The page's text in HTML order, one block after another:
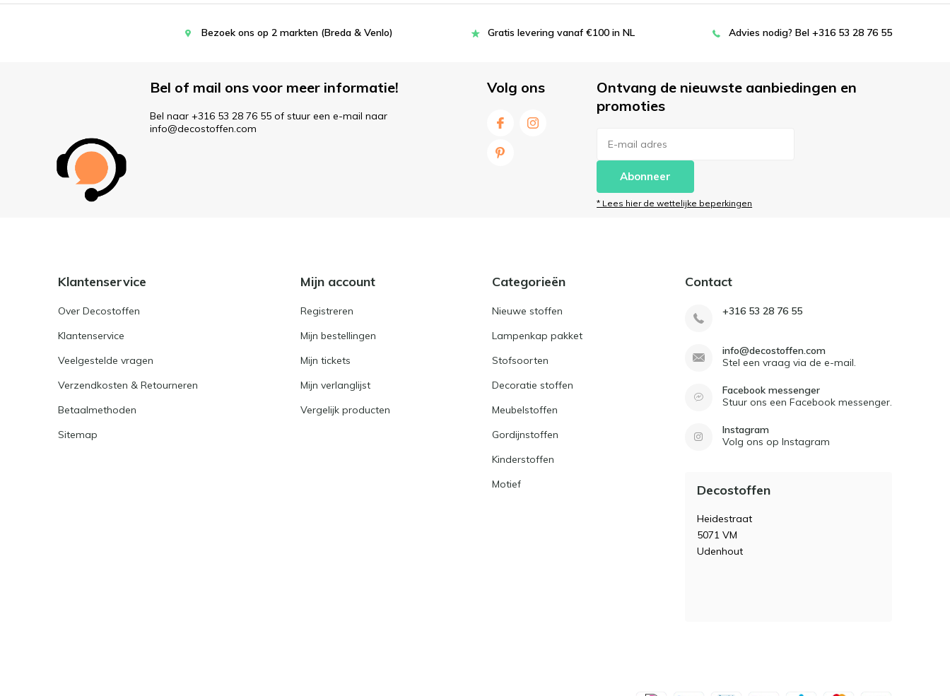
Bezoek ons op 2 markten (Breda & Venlo) Gratis levering vanaf €100 in NL Advies nodig? Bel +316 53 28 76 55
Bel of mail ons voor meer informatie!
Bel naar +316 53 28 76 55 of stuur een e-mail naar
info@decostoffen.com
Volg ons
Ontvang de nieuwste aanbiedingen en
promoties
Abonneer
* Lees hier de wettelijke beperkingen
Klantenservice
Over Decostoffen
Klantenservice
Veelgestelde vragen
Verzendkosten & Retourneren
Betaalmethoden
Sitemap
Mijn account
Registreren
Mijn bestellingen
Mijn tickets
Mijn verlanglijst
Vergelijk producten
Categorieën
Nieuwe stoffen
Lampenkap pakket
Stofsoorten
Decoratie stoffen
Meubelstoffen
Gordijnstoffen
Kinderstoffen
Motief
Contact
+316 53 28 76 55
info@decostoffen.com
Stel een vraag via de e-mail.
Facebook messenger
Stuur ons een Facebook messenger.
Instagram
Volg ons op Instagram
Decostoffen
Heidestraat
5071 VM
Udenhout